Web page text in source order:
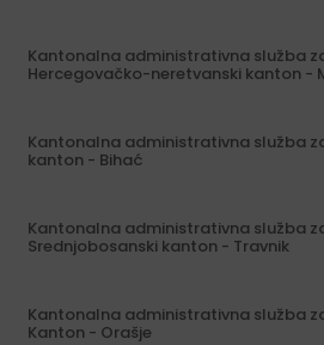
Kantonalna administrativna služba
Hercegovačko-neretvanski kanton -
Kantonalna administrativna služba
kanton - Bihać
Kantonalna administrativna služba
Srednjobosanski kanton - Travnik
Kantonalna administrativna služba
Kanton - Orašje